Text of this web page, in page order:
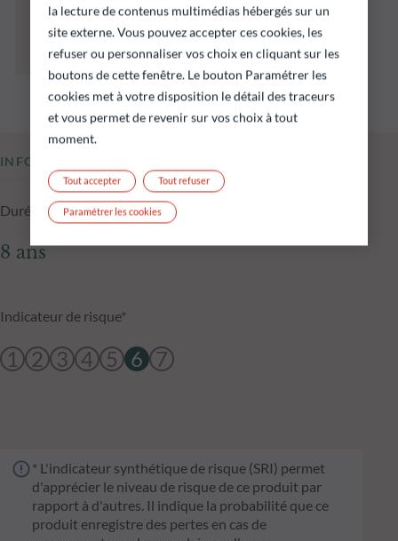
sont pas constantes dans le temps.
L’atteinte des objectifs d’investissement ne
peut être garantie.
INFORMATIONS CLÉS
Durée d'investissement conseillée
8 ans
Indicateur de risque*
1 2 3 4 5 6 7
* L'indicateur synthétique de risque (SRI) permet
d'apprécier le niveau de risque de ce produit par
rapport à d'autres. Il indique la probabilité que ce
produit enregistre des pertes en cas de
la lecture de contenus multimédias hébergés sur un
site externe. Vous pouvez accepter ces cookies, les
refuser ou personnaliser vos choix en cliquant sur les
boutons de cette fenêtre. Le bouton Paramétrer les
cookies met à votre disposition le détail des traceurs
et vous permet de revenir sur vos choix à tout
moment.
Tout refuser
Tout accepter
Paramétrer les cookies